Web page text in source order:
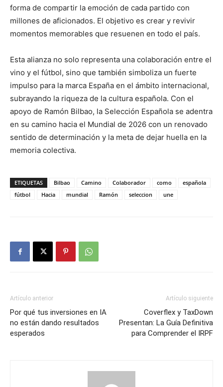
forma de compartir la emoción de cada partido con
millones de aficionados. El objetivo es crear y revivir
momentos memorables que resuenen en todo el país.
Esta alianza no solo representa una colaboración entre el
vino y el fútbol, sino que también simboliza un fuerte
impulso para la marca España en el ámbito internacional,
subrayando la riqueza de la cultura española. Con el
apoyo de Ramón Bilbao, la Selección Española se adentra
en su camino hacia el Mundial de 2026 con un renovado
sentido de determinación y la meta de dejar huella en la
memoria colectiva.
ETIQUETAS Bilbao Camino Colaborador como
española
fútbol
Hacia mundial Ramón seleccion une
Artículo anterior
Por qué tus inversiones en IA
no están dando resultados
esperados
Artículo siguiente
Coverflex y TaxDown
Presentan: La Guía Definitiva
para Comprender el IRPF